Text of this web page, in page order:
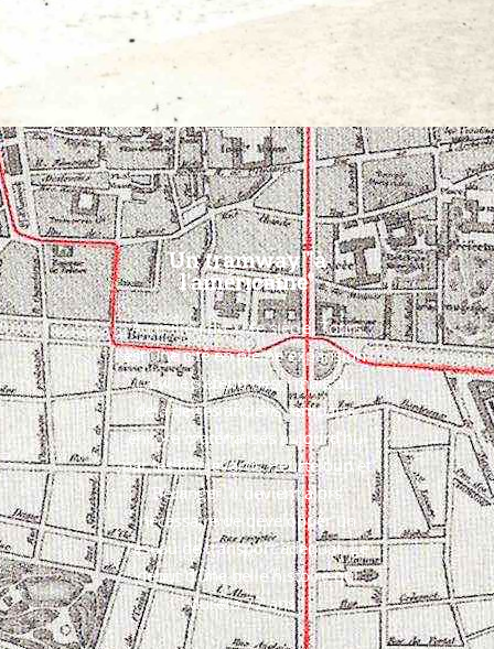
Un tramway "à
l'américaine"
Au milieu du XIXe siècle, Tours
est une cité en pleine expansion.
La ville s’étend désormais au-
delà de ses anciens remparts,
encore matérialisés aujourd’hui
par les boulevards Heurteloup et
Béranger. Il devient alors
nécessaire de développer un
réseau de transport adéquat. Le
début d’une belle histoire qui
durera 72 ans !